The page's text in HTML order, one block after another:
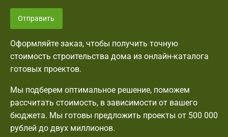
Отправить
Оформляйте заказ, чтобы получить точную
стоимость строительства дома из онлайн-каталога
готовых проектов.
Мы подберем оптимальное решение, поможем
рассчитать стоимость, в зависимости от вашего
бюджета. Мы готовы предложить проекты от 500 000
рублей до двух миллионов.